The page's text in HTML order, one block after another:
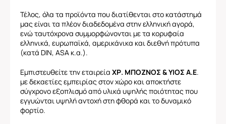
Τέλος, όλα τα προϊόντα που διατίθενται στο κατάστημά
μας είναι τα πλέον διαδεδομένα στην ελληνική αγορά,
ενώ ταυτόχρονα συμμορφώνονται με τα κορυφαία
ελληνικά, ευρωπαϊκά, αμερικάνικα και διεθνή πρότυπα
(κατά DIN, ASA κ.α.).
Εμπιστευθείτε την εταιρεία ΧΡ. ΜΠΟΖΝΟΣ & ΥΙΟΣ Α.Ε.
με δεκαετίες εμπειρίας στον χώρο και αποκτήστε
σύγχρονο εξοπλισμό από υλικά υψηλής ποιότητας που
εγγυώνται υψηλή αντοχή στη φθορά και το δυναμικό
φορτίο.